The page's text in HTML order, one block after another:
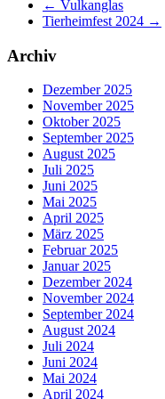
← Vulkanglas
Tierheimfest 2024 →
Archiv
Dezember 2025
November 2025
Oktober 2025
September 2025
August 2025
Juli 2025
Juni 2025
Mai 2025
April 2025
März 2025
Februar 2025
Januar 2025
Dezember 2024
November 2024
September 2024
August 2024
Juli 2024
Juni 2024
Mai 2024
April 2024